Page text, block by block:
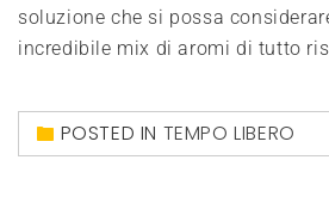
soluzione che si possa
incredibile mix di aromi di tutto
POSTED IN TEMPO LIBERO